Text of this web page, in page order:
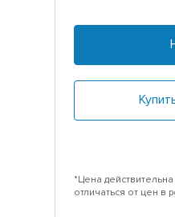
*Цена
отличаться от цен в